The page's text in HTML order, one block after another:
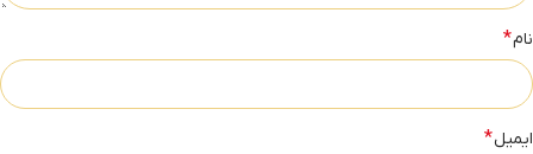
نام*
ایمیل*